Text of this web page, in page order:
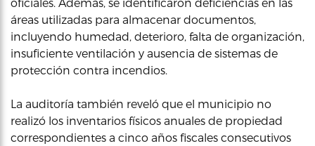
áreas utilizadas para almacenar documentos,
incluyendo humedad, deterioro, falta de organización,
insuficiente ventilación y ausencia de sistemas de
protección contra incendios.
La auditoría también reveló que el municipio no
realizó los inventarios físicos anuales de propiedad
correspondientes a cinco años fiscales consecutivos